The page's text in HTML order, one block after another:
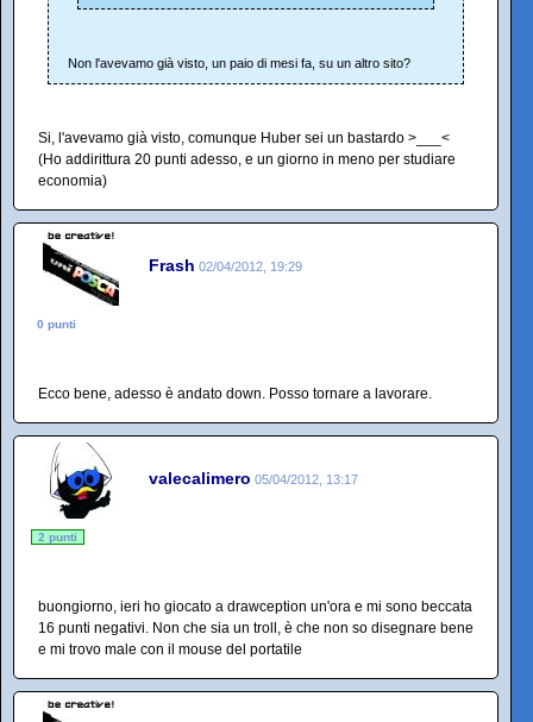
Non l'avevamo già visto, un paio di mesi fa, su un altro sito?
Si, l'avevamo già visto, comunque Huber sei un bastardo >___<
(Ho addirittura 20 punti adesso, e un giorno in meno per studiare
economia)
Frash 02/04/2012, 19:29
0 punti
Ecco bene, adesso è andato down. Posso tornare a lavorare.
valecalimero 05/04/2012, 13:17
2 punti
buongiorno, ieri ho giocato a drawception un'ora e mi sono beccata
16 punti negativi. Non che sia un troll, è che non so disegnare bene
e mi trovo male con il mouse del portatile